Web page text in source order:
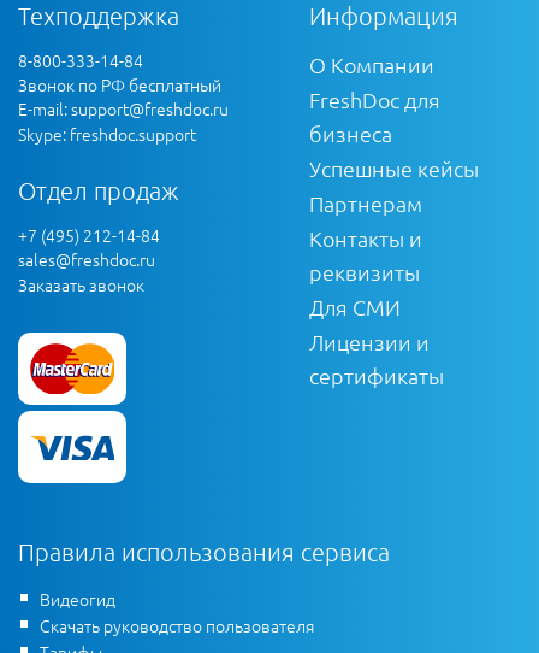
Техподдержка
8-800-333-14-84
Звонок по РФ бесплатный
E-mail:support@freshdoc.ru
Skype: freshdoc.support
Отдел продаж
+7 (495) 212-14-84
sales@freshdoc.ru
Заказать звонок
Информация
О Компании
FreshDoc для
бизнеса
Успешные кейсы
Партнерам
Контакты и
реквизиты
Для СМИ
Лицензии и
сертификаты
Правила использования сервиса
Видеогид
Скачать руководство пользователя